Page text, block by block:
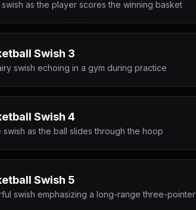
swish as the player scores the winning basket
Swish 3
swish echoing in a gym during practice
Swish 4
swish as the ball slides through the hoop
Swish 5
swish emphasizing a long-range three-pointer